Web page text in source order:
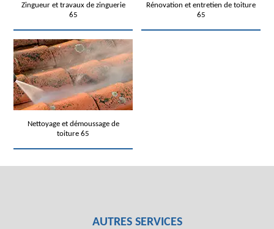
Zingueur et travaux de zinguerie
65
Rénovation et entretien de toiture
65
Nettoyage et démoussage de
toiture 65
AUTRES SERVICES